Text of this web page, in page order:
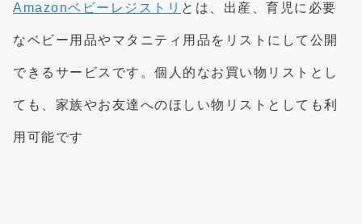
Amazonベビーレジストリ とは、出産、育児に必要
なベビー用品やマタニティ用品をリストにして公開
できるサービスです。個人的なお買い物リストとし
ても、家族やお友達へのほしい物リストとしても利
用可能です